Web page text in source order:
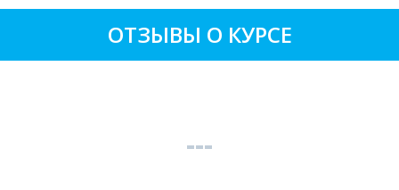
ОТЗЫВЫ О КУРСЕ